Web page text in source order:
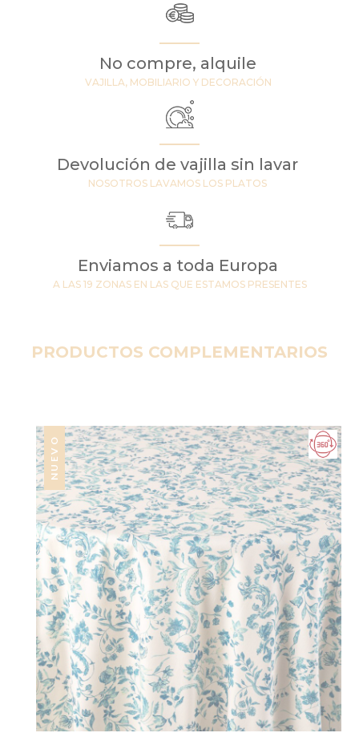
No compre, alquile
VAJILLA, MOBILIARIO Y DECORACIÓN
Devolución de vajilla sin lavar
NOSOTROS LAVAMOS LOS PLATOS
Enviamos a toda Europa
A LAS 19 ZONAS EN LAS QUE ESTAMOS PRESENTES
PRODUCTOS COMPLEMENTARIOS
NUEVO